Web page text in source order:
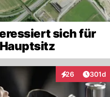
sich für
26
Interaktionen
301d